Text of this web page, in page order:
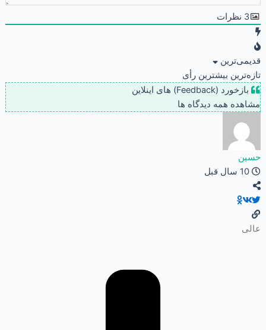
3 نظرات
قدیمی‌ترین
تازه‌ترین بیشترین رأی
بازخورد (Feedback) های اینلاین
مشاهده همه دیدگاه ها
حسین
10 سال قبل
عالی